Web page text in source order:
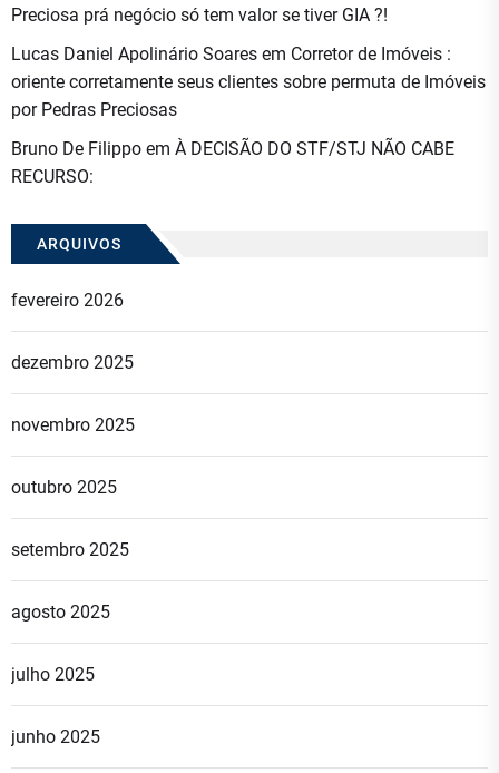
Preciosa prá negócio só tem valor se tiver GIA ?!
Lucas Daniel Apolinário Soares em Corretor de Imóveis :
oriente corretamente seus clientes sobre permuta de Imóveis
por Pedras Preciosas
Bruno De Filippo em À DECISÃO DO STF/STJ NÃO CABE
RECURSO:
ARQUIVOS
fevereiro 2026
dezembro 2025
novembro 2025
outubro 2025
setembro 2025
agosto 2025
julho 2025
junho 2025